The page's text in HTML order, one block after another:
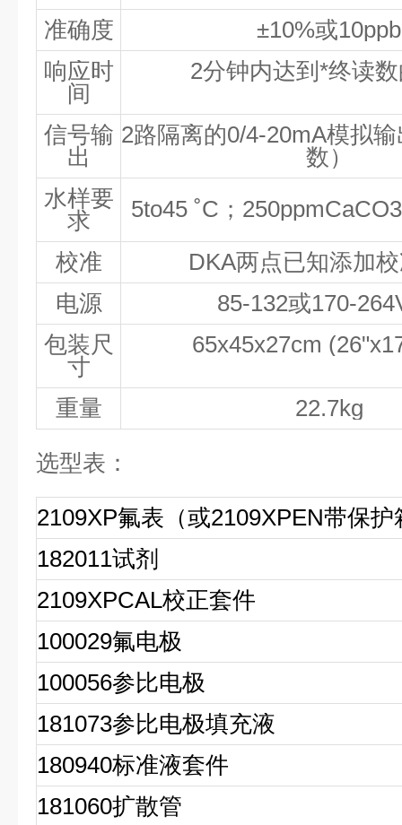
准确度
±10%或10ppb
响应时
间
2分钟内达到*终读
信号输
出
2路隔离的0/4-20mA模拟
数）
水样要
求
5to45 ˚C；
校准
DKA两点已知添加
电源
85-132或170-
包装尺
寸
65x45x27cm
重量 22.7kg
选型表 ：
2109XP氟表（或2109XPEN带保
182011试剂
2109XPCAL校正套件
100029氟电极
100056参比电极
181073参比电极填充液
180940标准液套件
181060扩散管